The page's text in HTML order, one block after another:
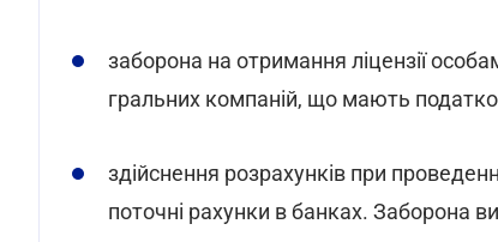
заборона на отримання ліцензії
гральних компаній, що мають
здійснення розрахунків при
поточні рахунки в банках. Заборона